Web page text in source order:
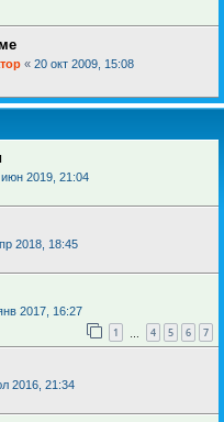
« 20 окт 2009, 15:08
2019, 21:04
2018, 18:45
2017, 16:27
1 4 5 6 7
2016, 21:34